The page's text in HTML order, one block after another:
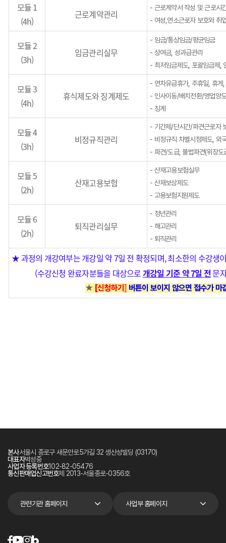
모듈 1
(4h)
근로계약관리
- 근로계약서 작성 및 근로시
- 여성,연소근로자 보호와 취
모듈 2
(3h)
임금관리실무
- 임금/통상임금/평균임금
- 상여금, 성과급관리
- 최저임금제도, 포괄임금제,
모듈 3
(4h)
휴식제도와 징계제도
- 연차유급휴가, 주휴일, 휴게
- 인사이동/배치전환/영업양
- 징계
모듈 4
(3h)
비정규직관리
- 기간제/단시간/파견근로자
- 비정규직 차별시정제도, 외
- 파견/도급, 불법파견(위장도
모듈 5
(2h)
산재고용보험
- 산재고용보험실무
- 산재보상제도
- 고용보험지원제도
모듈 6
(2h)
퇴직관리실무
- 정년관리
- 해고관리
- 퇴직관리
★ 과정의 개강여부는 개강일 약 7일 전 확정되며, 최소한의 수강생
(수강신청 완료자분들을 대상으로 개강일 기준 약 7일 전문
★ [신청하기 ] 버튼이 보이지 않으면 접수가 마
본사서울시 종로구 새문안로5가길 32 생산성빌딩 (03170)
대표자박성중
사업자 등록번호102-82-05476
통신판매업신고번호제 2013-서울종로-0356호
관련기관 홈페이지 사업부 홈페이지